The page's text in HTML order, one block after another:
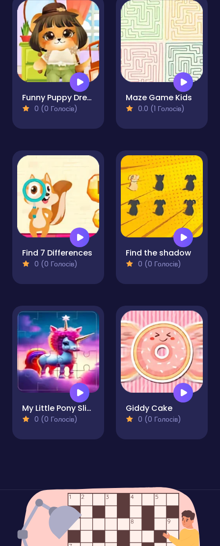
Funny Puppy Dressup
0 (0 Голосів)
Maze Game Kids
0.0 (1 Голосів)
Find 7 Differences
0 (0 Голосів)
Find the shadow
0 (0 Голосів)
My Little Pony Sliding Tile Challenge
0 (0 Голосів)
Giddy Cake
0 (0 Голосів)